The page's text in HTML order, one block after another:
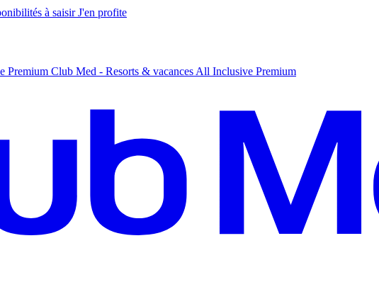
à saisirJ'en profite
Premium Club Med - Resorts & vacances All Inclusive Premium